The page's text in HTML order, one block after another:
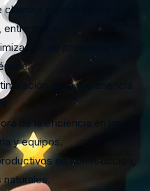
cubren diversas
otros:
de procesos en
de la experiencia
de la eficiencia en los
y equipos.
en construcción,
naturales.